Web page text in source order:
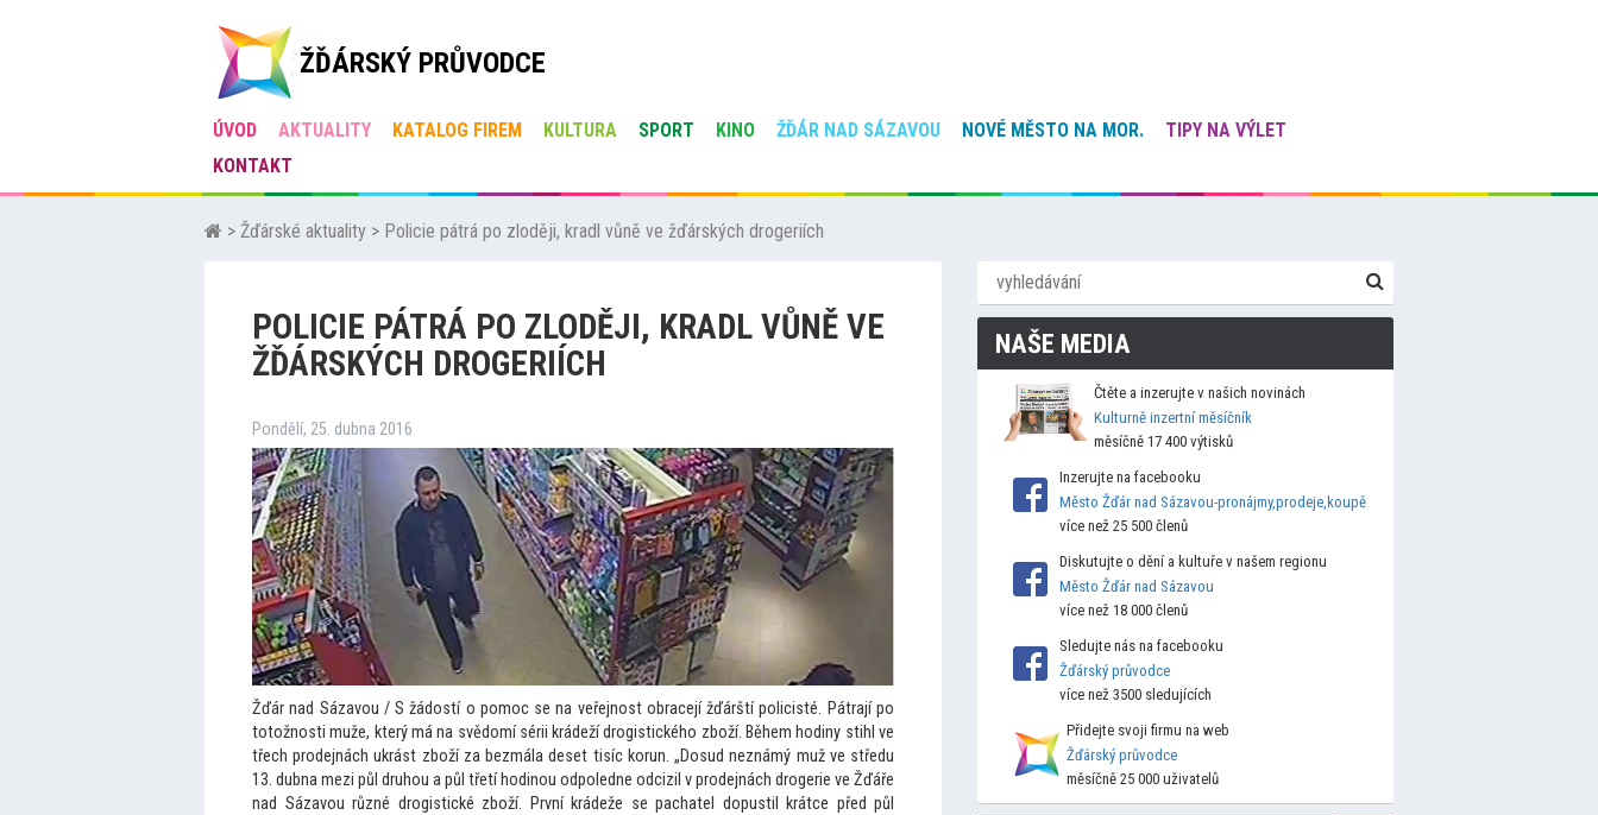
ŽĎÁRSKÝ PRŮVODCE
ÚVOD AKTUALITY KATALOG FIREM KULTURA SPORT KINO ŽĎÁR NAD SÁZAVOU NOVÉ MĚSTO NA MOR.
TIPY NA VÝLET
KONTAKT
> Žďárské aktuality > Policie pátrá po zloději, kradl vůně ve žďárských drogeriích
POLICIE PÁTRÁ PO ZLODĚJI, KRADL VŮNĚ VE
ŽĎÁRSKÝCH DROGERIÍCH
Pondělí, 25. dubna 2016
Žďár nad Sázavou / S žádostí o pomoc se na veřejnost obracejí žďárští policisté. Pátrají po
totožnosti muže, který má na svědomí sérii krádeží drogistického zboží. Během hodiny stihl ve
třech prodejnách ukrást zboží za bezmála deset tisíc korun. „Dosud neznámý muž ve středu
13. dubna mezi půl druhou a půl třetí hodinou odpoledne odcizil v prodejnách drogerie ve Žďáře
nad Sázavou různé drogistické zboží. První krádeže se pachatel dopustil krátce před půl
NAŠE MEDIA
Čtěte a inzerujte v našich novinách
Kulturně inzertní měsíčník
měsíčně 17 400 výtisků
Inzerujte na facebooku
Město Žďár nad Sázavou-pronájmy,prodeje,koupě
více než 25 500 členů
Diskutujte o dění a kultuře v našem regionu
Město Žďár nad Sázavou
více než 18 000 členů
Sledujte nás na facebooku
Žďárský průvodce
více než 3500 sledujících
Přidejte svoji firmu na web
Žďárský průvodce
měsíčně 25 000 uživatelů